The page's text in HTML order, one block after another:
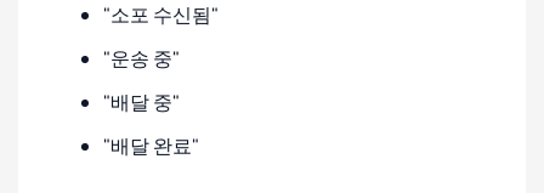
"소포 수신됨"
"운송 중"
"배달 중"
"배달 완료"